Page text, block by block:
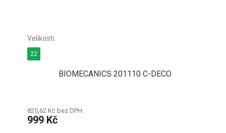
BIOMECANICS 201110 C-DECO
825,62 Kč bez DPH
999 Kč
22